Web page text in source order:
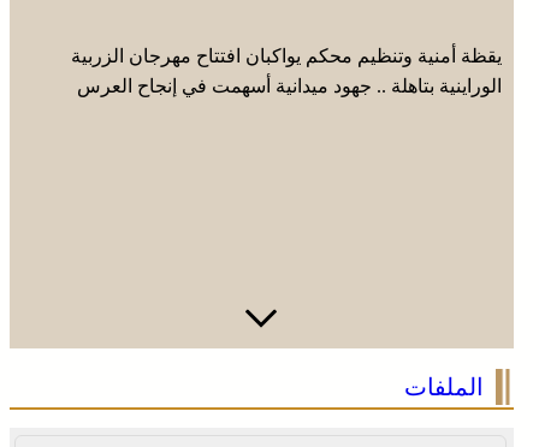
يقظة أمنية وتنظيم محكم يواكبان افتتاح مهرجان الزربية
الوراينية بتاهلة .. جهود ميدانية أسهمت في إنجاح العرس
الملفات